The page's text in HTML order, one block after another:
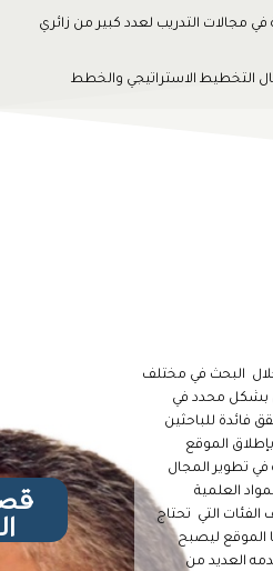
مجالات التدريب لعدد كبير من زائري
التخطيط الاستراتيجي والخطط
عندما تبين من خلال البحث في مختلف
بشكل محدد في
فائدة للباحثين
الموقع
في تطوير المجال
العلمية
التي تحتاج
الموقع ليصبح
العديد من